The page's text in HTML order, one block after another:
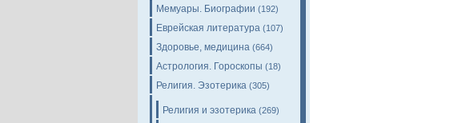
Мемуары. Биографии (192)
Еврейская литература (107)
Здоровье, медицина (664)
Астрология. Гороскопы (18)
Религия. Эзотерика (305)
Религия и эзотерика (269)